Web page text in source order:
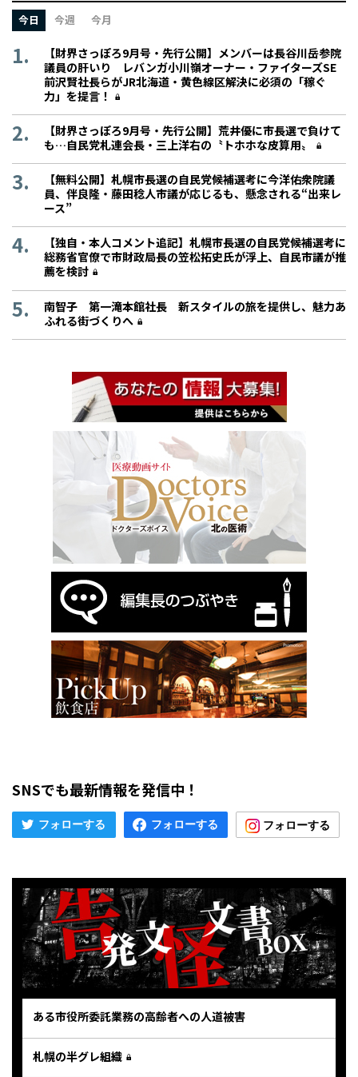
今日 今週 今月
【財界さっぽろ9月号・先行公開】メンバーは長谷川岳参院
議員の肝いり レバンガ小川嶺オーナー・ファイターズSE
前沢賢社長らがJR北海道・黄色線区解決に必須の「稼ぐ
力」を提言！
【財界さっぽろ9月号・先行公開】荒井優に市長選で負けて
も…自民党札連会長・三上洋右の〝トホホな皮算用〟
【無料公開】札幌市長選の自民党候補選考に今洋佑衆院議
員、伴良隆・藤田稔人市議が応じるも、懸念される“出来レ
ース”
【独自・本人コメント追記】札幌市長選の自民党候補選考に
総務省官僚で市財政局長の笠松拓史氏が浮上、自民市議が推
薦を検討
南智子 第一滝本館社長 新スタイルの旅を提供し、魅力あ
ふれる街づくりへ
SNSでも最新情報を発信中！
ある市役所委託業務の高齢者への人道被害
札幌の半グレ組織